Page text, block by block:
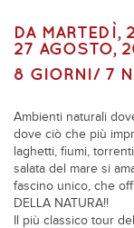
DA MARTEDÌ,
27 AGOSTO,
8 GIORNI/ 7
Ambienti naturali
dove ciò che più
laghetti, fiumi,
salata del mare si
fascino unico, che
DELLA NATURA!!
Il più classico tour